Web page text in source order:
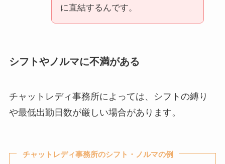
に直結するんです。
シフトやノルマに不満がある
チャットレディ事務所によっては、シフトの縛り
や最低出勤日数が厳しい場合があります。
チャットレディ事務所のシフト・ノルマの例